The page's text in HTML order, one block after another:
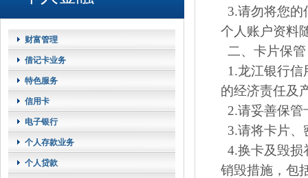
财富管理
借记卡业务
特色服务
信用卡
电子银行
个人存款业务
个人贷款
3.请勿将您
个人账户资料
二、卡片保管
1.龙江银行
的经济责任及
2.请妥善保
3.请将卡片
4.换卡及毁损
销毁措施，包